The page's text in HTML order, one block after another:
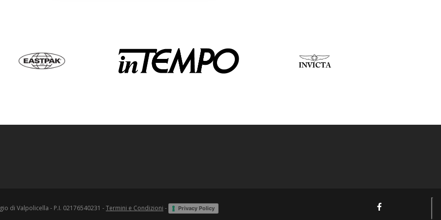
di Valpolicella - P.I. 02176540231 -Termini e Condizioni - Privacy Policy